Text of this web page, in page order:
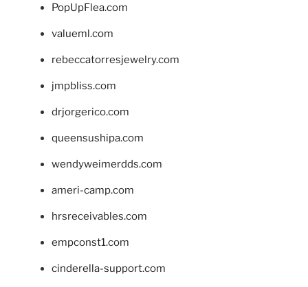
PopUpFlea.com
valueml.com
rebeccatorresjewelry.com
jmpbliss.com
drjorgerico.com
queensushipa.com
wendyweimerdds.com
ameri-camp.com
hrsreceivables.com
empconst1.com
cinderella-support.com